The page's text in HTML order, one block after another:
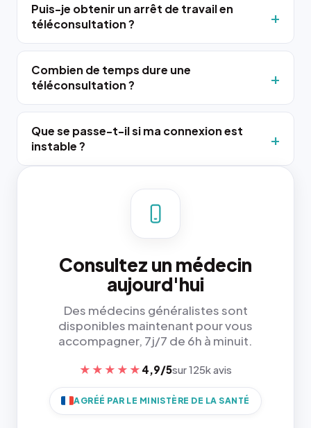
Puis-je obtenir un arrêt de travail en
téléconsultation ?
Combien de temps dure une
téléconsultation ?
Que se passe-t-il si ma connexion est
instable ?
Consultez un médecin
aujourd'hui
Des médecins généralistes sont
disponibles maintenant pour vous
accompagner, 7j/7 de 6h à minuit.
★★★★★ 4,9/5sur 125k avis
AGRÉÉ PAR LE MINISTÈRE DE LA SANTÉ